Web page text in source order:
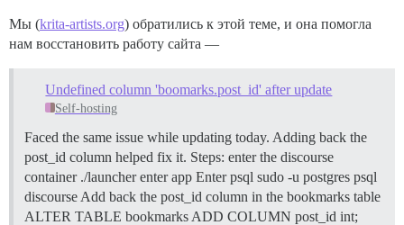
Мы (krita-artists.org) обратились к этой теме, и она помогла
нам восстановить работу сайта —
Undefined column 'boomarks.post_id' after update
Self-hosting
Faced the same issue while updating today. Adding back the
post_id column helped fix it. Steps: enter the discourse
container ./launcher enter app Enter psql sudo -u postgres psql
discourse Add back the post_id column in the bookmarks table
ALTER TABLE bookmarks ADD COLUMN post_id int;